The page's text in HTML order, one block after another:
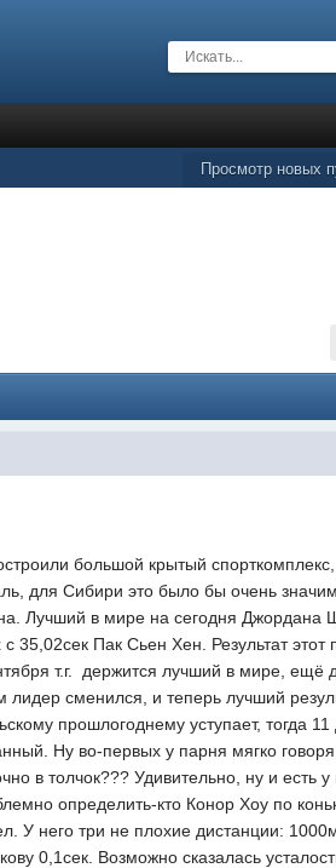
Просмотр новых
большой крытый
для Сибири это было бы очень
Лучший в мире на сегодня Джордана
Пак Сьен Хен. Результат этот
т.г. держится лучший в мире, ещё
сменился, и теперь лучший
прошлогоднему уступает, тогда 11
Ну во-первых у парня мягко
в толчок??? Удивительно, ну и есть
определить-кто Конор Хоу по
У него три не плохие дистанции:
0,1сек. Возможно сказалась